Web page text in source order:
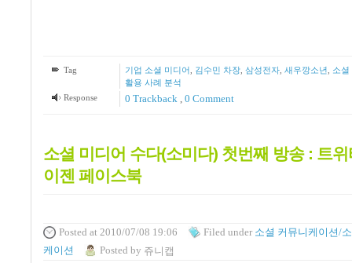
Tag 기업 소셜 미디어 김수민 차장, 삼성전자, 새우깡소년
소셜
활용 사례 분석
Response
0 Trackback 0 Comment
소셜 미디어 수다(소미다) 첫번째 방송 : 트
이젠 페이스북
Posted at 2010/07/08 19:06 Filed under 소셜 커뮤니케이션/
케이션
Posted by 쥬니캡